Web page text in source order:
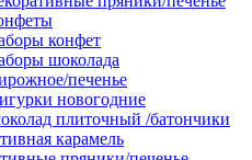
конфет
шоколада
печенье
новогодние
плиточный /батончики
карамель